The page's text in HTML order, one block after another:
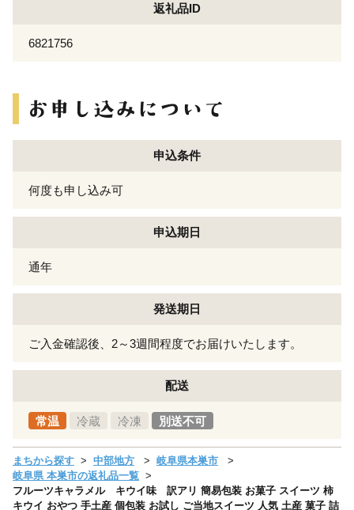
返礼品ID
6821756
申込条件
何度も申し込み可
申込期日
通年
発送期日
ご入金確認後、2～3週間程度でお届けいたします。
配送
常温 冷蔵 冷凍 別送不可
まちから探す 中部地方
岐阜県本巣市
岐阜県 本巣市の返礼品一覧
フルーツキャラメル キウイ味 訳アリ 簡易包装 お菓子 スイーツ 柿
キウイ おやつ 手土産 個包装 お試し ご当地スイーツ 人気 土産 菓子 詰